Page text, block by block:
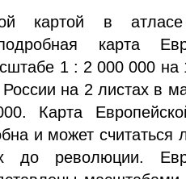
картой в
карта
1 : 2 000 000 на
России на 2 листах в
Карта
и может считаться
до революции.